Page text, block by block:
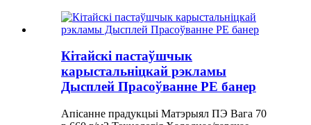
Кітайскі пастаўшчык
карыстальніцкай рэкламы
Дысплей Прасоўванне PE банер
Апісанне прадукцыі Матэрыял ПЭ Вага 70